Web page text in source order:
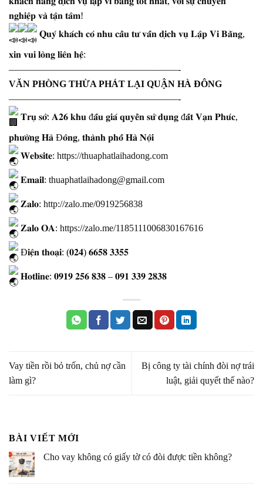
𝐧𝐠𝐡𝐢𝐞̣̂𝐩 𝐯𝐚̀ 𝐭𝐚̣̂𝐧 𝐭𝐚̂𝐦!
𝐐𝐮𝐲́ 𝐤𝐡𝐚́𝐜𝐡 𝐜𝐨́ 𝐧𝐡𝐮 𝐜𝐚̂̀𝐮 𝐭𝐮̛ 𝐯𝐚̂́𝐧 𝐝𝐢̣𝐜𝐡 𝐯𝐮̣ 𝐋𝐚̣̂𝐩 𝐕𝐢 𝐁𝐚̆̀𝐧𝐠,
𝐱𝐢𝐧 𝐯𝐮𝐢 𝐥𝐨̀𝐧𝐠 𝐥𝐢𝐞̂𝐧 𝐡𝐞̣̂:
——————————————————-
VĂN PHÒNG THỪA PHÁT LẠI QUẬN HÀ ĐÔNG
——————————————————-
𝐓𝐫𝐮̣ 𝐬𝐨̛̉: 𝐀𝟐𝟔 𝐤𝐡𝐮 đ𝐚̂́𝐮 𝐠𝐢𝐚́ 𝐪𝐮𝐲𝐞̂̀𝐧 𝐬𝐮̛̉ 𝐝𝐮̣𝐧𝐠 đ𝐚̂́𝐭 𝐕𝐚̣𝐧 𝐏𝐡𝐮́𝐜,
𝐩𝐡𝐮̛𝐨̛̀𝐧𝐠 𝐇𝐚̀ Đ𝐨̂𝐧𝐠, 𝐭𝐡𝐚̀𝐧𝐡 𝐩𝐡𝐨̂́ 𝐇𝐚̀ 𝐍𝐨̣̂𝐢
𝐖𝐞𝐛𝐬𝐢𝐭𝐞: https://thuaphatlaihadong.com
𝐄𝐦𝐚𝐢𝐥: thuaphatlaihadong@gmail.com
𝐙𝐚𝐥𝐨: http://zalo.me/0919256838
𝐙𝐚𝐥𝐨 𝐎𝐀: https://zalo.me/1185111006830167616
Đ𝐢𝐞̣̂𝐧 𝐭𝐡𝐨𝐚̣𝐢: (𝟎𝟐𝟒) 𝟔𝟔𝟓𝟖 𝟑𝟑𝟓𝟓
𝐇𝐨𝐭𝐥𝐢𝐧𝐞: 𝟎𝟗𝟏𝟗 𝟐𝟓𝟔 𝟖𝟑𝟖 – 𝟎𝟗𝟏 𝟑𝟑𝟗 𝟐𝟖𝟑𝟖
Vay tiền rồi bỏ trốn, chủ nợ cần
làm gì?
Bị công ty tài chính đòi nợ trái
luật, giải quyết thế nào?
BÀI VIẾT MỚI
Cho vay không có giấy tờ có đòi được tiền không?